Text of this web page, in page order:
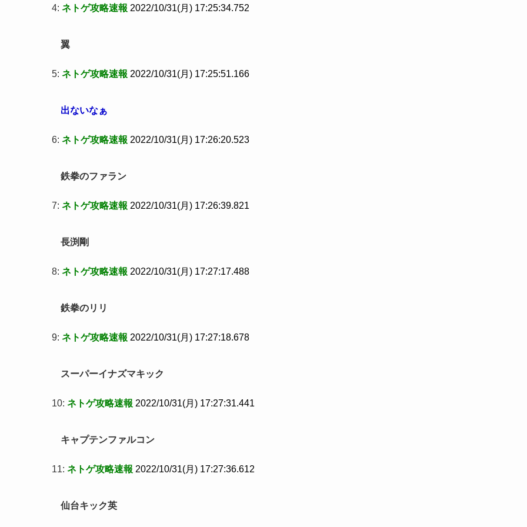
4: ネトゲ攻略速報 2022/10/31(月) 17:25:34.752
翼
5: ネトゲ攻略速報 2022/10/31(月) 17:25:51.166
出ないなぁ
6: ネトゲ攻略速報 2022/10/31(月) 17:26:20.523
鉄拳のファラン
7: ネトゲ攻略速報 2022/10/31(月) 17:26:39.821
長渕剛
8: ネトゲ攻略速報 2022/10/31(月) 17:27:17.488
鉄拳のリリ
9: ネトゲ攻略速報 2022/10/31(月) 17:27:18.678
スーパーイナズマキック
10: ネトゲ攻略速報 2022/10/31(月) 17:27:31.441
キャプテンファルコン
11: ネトゲ攻略速報 2022/10/31(月) 17:27:36.612
仙台キック英